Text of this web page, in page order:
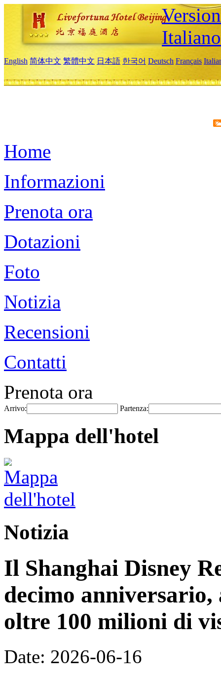
Italiano
English 简体中文 繁體中文 日本語 한국어 Deutsch Français
Home
Informazioni
Prenota ora
Dotazioni
Foto
Notizia
Recensioni
Contatti
Prenota ora
Arrivo: Partenza:
Mappa dell'hotel
Notizia
Il Shanghai Disney
decimo
oltre 100 milioni di
Date: 2026-06-16